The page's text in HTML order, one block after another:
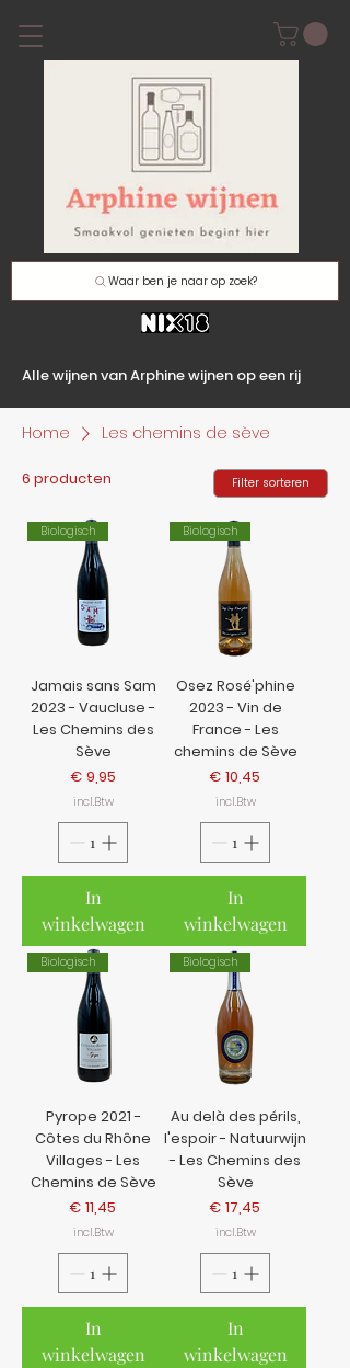
Waar ben je naar op zoek?
Alle wijnen van Arphine wijnen op een rij
Home Les chemins de sève
6 producten Filter sorteren
Biologisch
Jamais sans Sam
2023 - Vaucluse -
Les Chemins des
Sève
Prijs
€ 9,95
incl.Btw
In
winkelwagen
Biologisch
Osez Rosé'phine
2023 - Vin de
France - Les
chemins de Sève
Prijs
€ 10,45
incl.Btw
In
winkelwagen
Biologisch
Pyrope 2021 -
Côtes du Rhône
Villages - Les
Chemins de Sève
Prijs
€ 11,45
incl.Btw
In
winkelwagen
Biologisch
Au delà des périls,
l'espoir - Natuurwijn
- Les Chemins des
Sève
Prijs
€ 17,45
incl.Btw
In
winkelwagen